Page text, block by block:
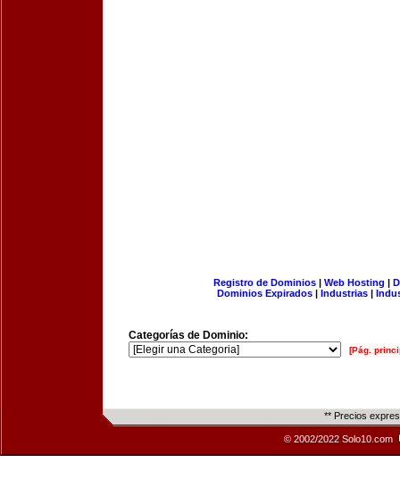
Registro de Dominios| Web Hosting |
Dominios Expirados | Industrias |
Categorías de Dominio:
[Pág.
** Precios
© 2002/2022 Solo10.com